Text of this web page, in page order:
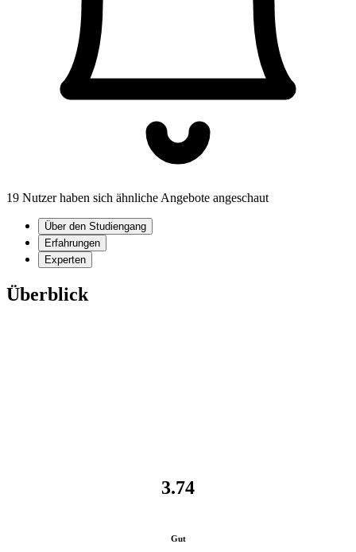
19 Nutzer haben sich ähnliche Angebote angeschaut
Über den Studiengang
Erfahrungen
Experten
Überblick
3.74
Gut